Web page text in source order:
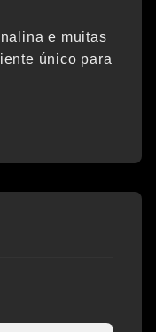
e muitas
único para